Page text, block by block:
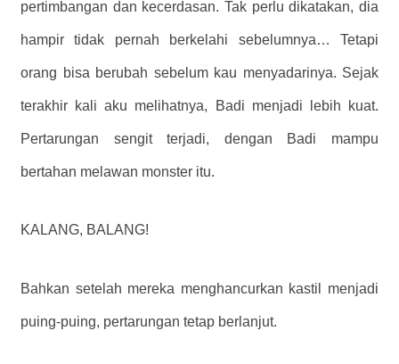
pertimbangan dan kecerdasan. Tak perlu dikatakan, dia
hampir tidak pernah berkelahi sebelumnya… Tetapi
orang bisa berubah sebelum kau menyadarinya. Sejak
terakhir kali aku melihatnya, Badi menjadi lebih kuat.
Pertarungan sengit terjadi, dengan Badi mampu
bertahan melawan monster itu.
KALANG, BALANG!
Bahkan setelah mereka menghancurkan kastil menjadi
puing-puing, pertarungan tetap berlanjut.